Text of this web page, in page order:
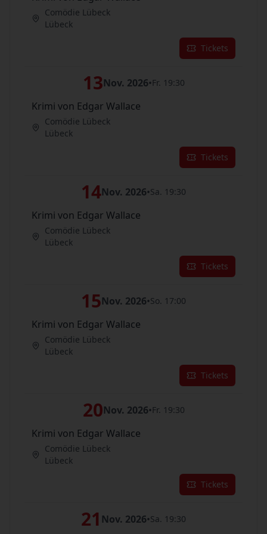
Comödie Lübeck
Lübeck
Tickets
13Nov. 2026•Fr. 19:30
Krimi von Edgar Wallace
Comödie Lübeck
Lübeck
Tickets
14Nov. 2026•Sa. 19:30
Krimi von Edgar Wallace
Comödie Lübeck
Lübeck
Tickets
15Nov. 2026•So. 17:00
Krimi von Edgar Wallace
Comödie Lübeck
Lübeck
Tickets
20Nov. 2026•Fr. 19:30
Krimi von Edgar Wallace
Comödie Lübeck
Lübeck
Tickets
21 Nov. 2026•Sa. 19:30